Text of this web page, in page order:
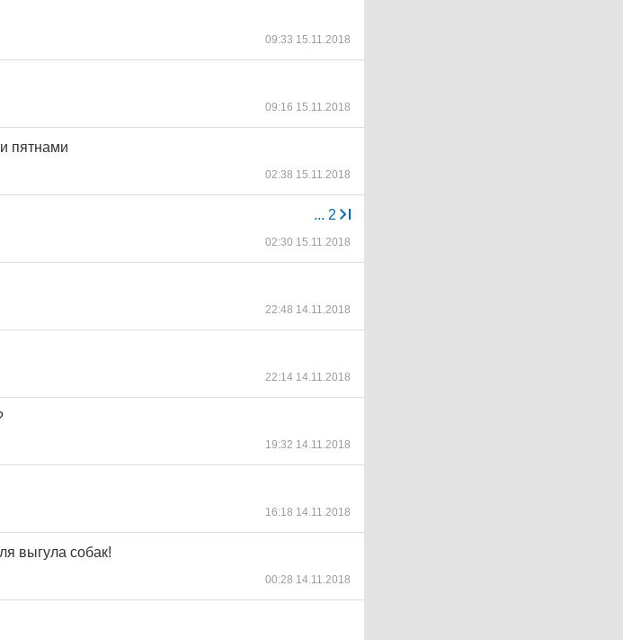
09:33 15.11.2018
09:16 15.11.2018
пятнами
02:38 15.11.2018
... 2
02:30 15.11.2018
22:48 14.11.2018
22:14 14.11.2018
19:32 14.11.2018
16:18 14.11.2018
выгула собак!
00:28 14.11.2018